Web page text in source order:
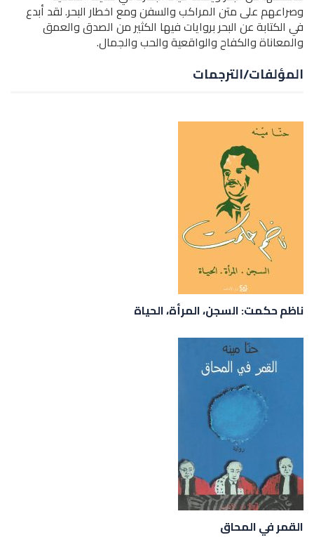
وصراعهم على متن المراكب والسفن ومع اخطار البحر. لقد أبدع
في الكتابة عن البحر بروايات فيها الكثير من الصدق والعمق
والمعاناة والكفاح والواقعية والحب والجمال.
المؤلفات/الترجمات
ناظم حكمت: السجن، المرأة، الحياة
القمر في المحاق